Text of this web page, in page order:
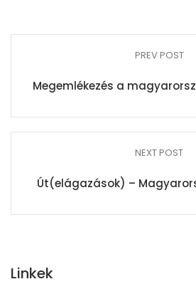
PREV POST
Megemlékezés a
NEXT POST
Út(elágazások) –
Linkek